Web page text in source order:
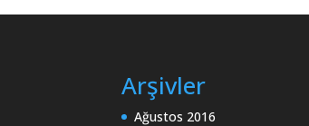
Arşivler
Ağustos 2016